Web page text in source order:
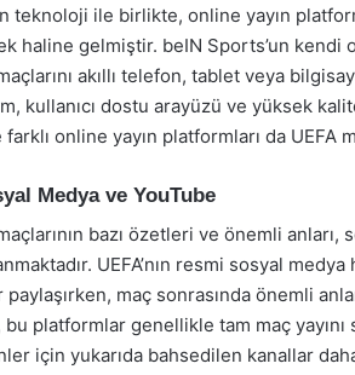
teknoloji ile birlikte, online yayın
haline gelmiştir. beIN Sports’un kendi
akıllı telefon, tablet veya
kullanıcı dostu arayüzü ve yüksek
online yayın platformları da UEFA
Medya ve YouTube
bazı özetleri ve önemli
UEFA’nın resmi sosyal
paylaşırken, maç sonrasında önemli
bu platformlar genellikle tam maç yayını
için yukarıda bahsedilen kanallar